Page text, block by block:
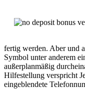
fertig werden. Aber und
Symbol unter anderem
außerplanmäßig
Hilfestellung verspricht
eingeblendete